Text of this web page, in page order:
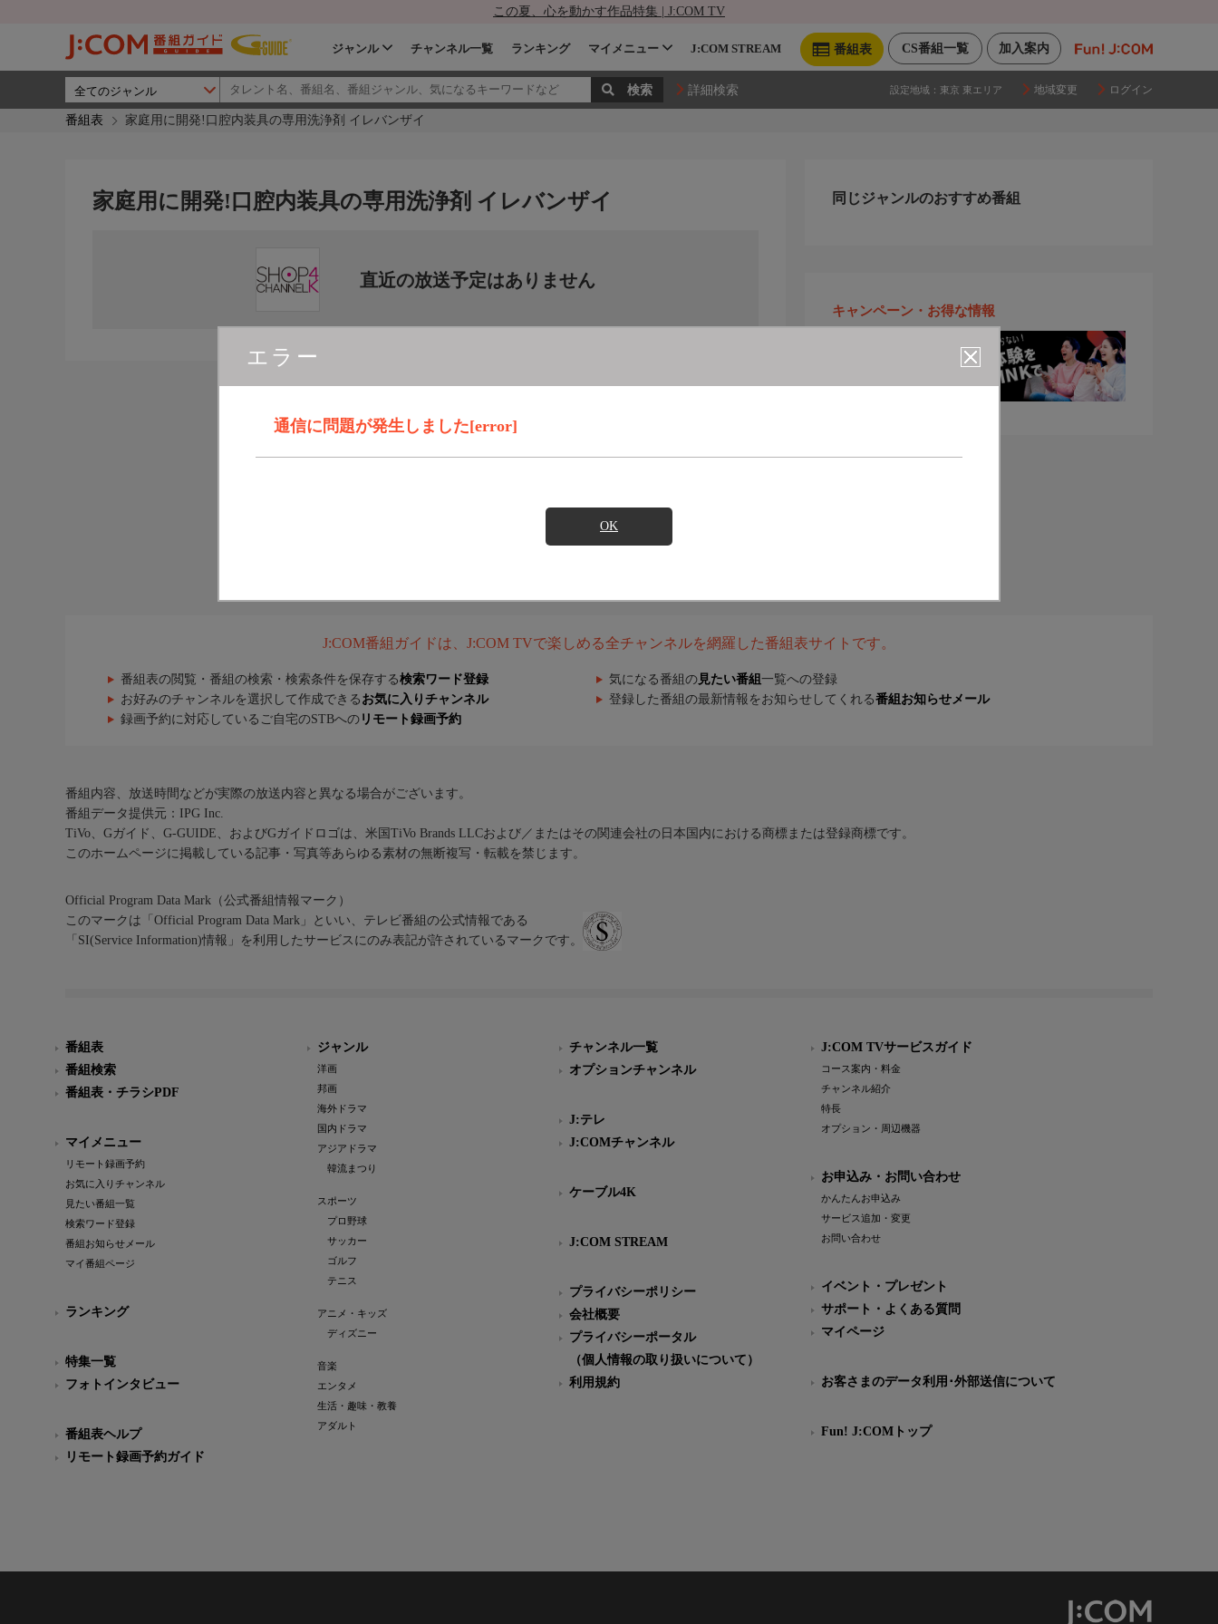
この夏、心を動かす作品特集 | J:COM TV
加入案内
CS番組一覧
番組表
ジャンル チャンネル一覧 ランキング マイメニュー J:COM STREAM
詳細検索 設定地域： 東京 東エリア 地域変更 ログイン
番組表 家庭用に開発!口腔内装具の専用洗浄剤 イレバンザイ
エラー
通信に問題が発生しました[error]
OK
家庭用に開発!口腔内装具の専用洗浄剤 イレバンザイ
直近の放送予定はありません
同じジャンルのおすすめ番組
キャンペーン・お得な情報
J:COM番組ガイドは、J:COM TVで楽しめる全チャンネルを網羅した番組表サイトです。
番組表の閲覧・番組の検索・検索条件を保存する検索ワード登録 気になる番組の 見たい番組 一覧への登録
お好みのチャンネルを選択して作成できる お気に入りチャンネル 登録した番組の最新情報をお知らせしてくれる番組お知らせメール
録画予約に対応しているご自宅のSTBへの リモート録画予約
番組内容、放送時間などが実際の放送内容と異なる場合がございます。
番組データ提供元：IPG Inc.
TiVo、Gガイド、G-GUIDE、およびGガイドロゴは、米国TiVo Brands LLCおよび／またはその関連会社の日本国内における商標または登録商標です。
このホームページに掲載している記事・写真等あらゆる素材の無断複写・転載を禁じます。
Official Program Data Mark（公式番組情報マーク）
このマークは「Official Program Data Mark」といい、テレビ番組の公式情報である
「SI(Service Information)情報」を利用したサービスにのみ表記が許されているマークです。
番組表
番組検索
番組表・チラシPDF
マイメニュー
リモート録画予約
お気に入りチャンネル
見たい番組一覧
検索ワード登録
番組お知らせメール
マイ番組ページ
ランキング
特集一覧
フォトインタビュー
番組表ヘルプ
リモート録画予約ガイド
ジャンル
洋画
邦画
海外ドラマ
国内ドラマ
アジアドラマ
韓流まつり
スポーツ
プロ野球
サッカー
ゴルフ
テニス
アニメ・キッズ
ディズニー
音楽
エンタメ
生活・趣味・教養
アダルト
チャンネル一覧
オプションチャンネル
J:テレ
J:COMチャンネル
ケーブル4K
J:COM STREAM
プライバシーポリシー
会社概要
プライバシーポータル
（個人情報の取り扱いについて）
利用規約
J:COM TVサービスガイド
コース案内・料金
チャンネル紹介
特長
オプション・周辺機器
お申込み・お問い合わせ
かんたんお申込み
サービス追加・変更
お問い合わせ
イベント・プレゼント
サポート・よくある質問
マイページ
お客さまのデータ利用･外部送信について
Fun! J:COMトップ